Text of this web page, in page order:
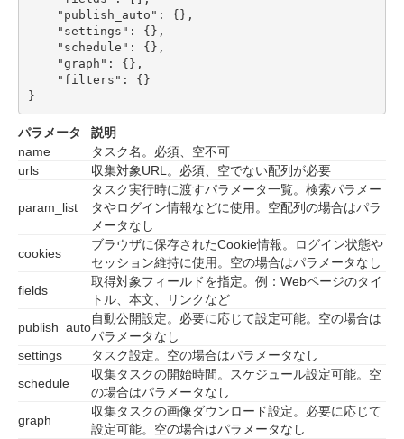
}
パラメータ
説明
name
タスク名。必須、空不可
urls
収集対象URL。必須、空でない配列が必要
param_list
タスク実行時に渡すパラメータ一覧。検索パラメー
タやログイン情報などに使用。空配列の場合はパラ
メータなし
cookies
ブラウザに保存されたCookie情報。ログイン状態や
セッション維持に使用。空の場合はパラメータなし
fields
取得対象フィールドを指定。例：Webページのタイ
トル、本文、リンクなど
publish_auto
自動公開設定。必要に応じて設定可能。空の場合は
パラメータなし
settings
タスク設定。空の場合はパラメータなし
schedule
収集タスクの開始時間。スケジュール設定可能。空
の場合はパラメータなし
graph
収集タスクの画像ダウンロード設定。必要に応じて
設定可能。空の場合はパラメータなし